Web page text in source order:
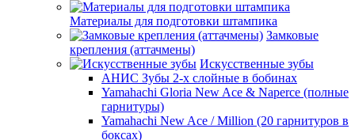
Материалы для подготовки штампика
Замковые
крепления (аттачмены)
Искусственные зубы
АНИС Зубы 2-х слойные в бобинах
Yamahachi Gloria New Ace & Naperce (полные
гарнитуры)
Yamahachi New Ace / Million (20 гарнитуров в
боксах)